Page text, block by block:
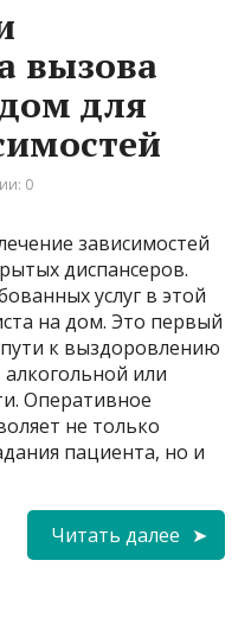
вызова
для
0
зависимостей
диспансеров.
услуг в этой
на дом. Это первый
к выздоровлению
или
Оперативное
не только
пациента, но и
Читать далее